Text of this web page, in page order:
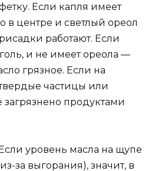
Если капля имеет
в центре и светлый ореол
работают. Если
и не имеет ореола —
грязное. Если на
частицы или
продуктами
уровень масла на щупе
за выгорания), значит, в